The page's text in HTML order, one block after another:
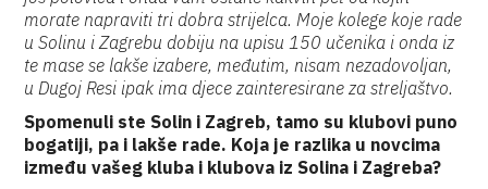
morate napraviti tri dobra strijelca. Moje kolege koje rade
u Solinu i Zagrebu dobiju na upisu 150 učenika i onda iz
te mase se lakše izabere, međutim, nisam nezadovoljan,
u Dugoj Resi ipak ima djece zainteresirane za streljaštvo.
Spomenuli ste Solin i Zagreb, tamo su klubovi puno
bogatiji, pa i lakše rade. Koja je razlika u novcima
između vašeg kluba i klubova iz Solina i Zagreba?